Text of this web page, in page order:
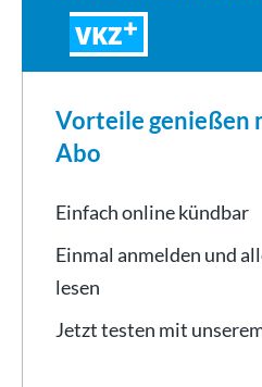
VKZ
Vorteile genießen
Abo
Einfach online kündbar
Einmal anmelden und
lesen
Jetzt testen mit